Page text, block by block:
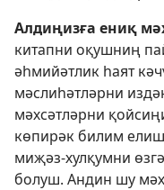
Алдиңизға ениқ
китапни оқушниң
әһмийәтлик һаят
мәслиһәтләрни
мәхсәтләрни
көпирәк билим
миҗәз-хулқумни
болуш. Андин шу